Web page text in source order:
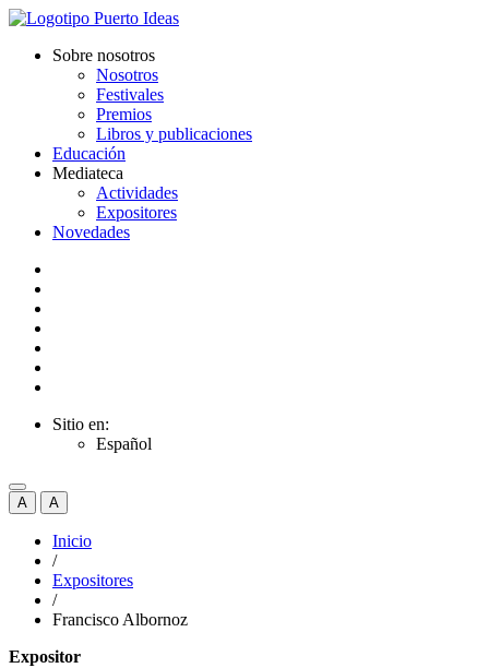
Sobre nosotros
Nosotros
Festivales
Premios
Libros y publicaciones
Educación
Mediateca
Actividades
Expositores
Novedades
Sitio en:
Español
A A
Inicio
/
Expositores
/
Francisco Albornoz
Expositor